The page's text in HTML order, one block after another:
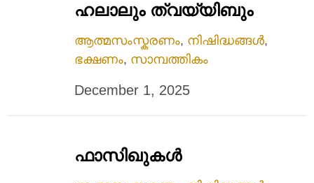
ഹലാലും ത്വയ്യിബും
ആത്മസംസ്കരണം, നിഷിദ്ധങ്ങൾ,
ഭക്ഷണം, സാമ്പത്തികം
December 1, 2025
ഫാസിഖുകൾ